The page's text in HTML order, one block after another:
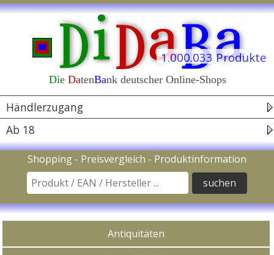
Die DatenBank deutscher Online-Shops
Navigation
Händlerzugang
Ab 18
1.000.033 Produkte
Suche nach Produkt / EAN Code / Hersteller
Shopping - Preisvergleich - Produktinformation
In Kategorien kaufen
Antiquitäten